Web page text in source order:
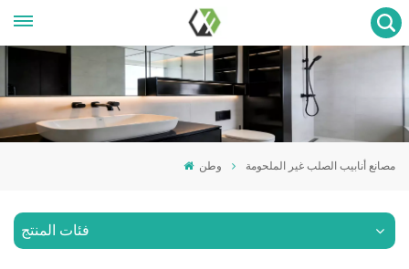
وطن مصانع أنابيب الصلب غير الملحومة
فئات المنتج